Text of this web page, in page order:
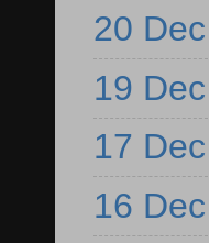
20 Dec
19 Dec
17 Dec
16 Dec